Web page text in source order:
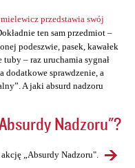
przedstawia swój
ten sam przedmiot –
podeszwie, pasek, kawałek
– raz uruchamia sygnał
dodatkowe sprawdzenie, a
A jaki absurd nadzoru
Nadzoru"?
„Absurdy Nadzoru".